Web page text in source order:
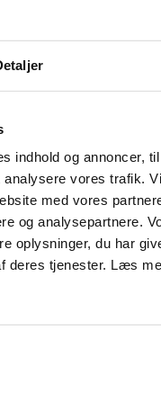
indhold og annoncer,
vores trafik.
med vores
og analysepartnere.
oplysninger, du har
deres tjenester. Læs
& overtræk tilbehør